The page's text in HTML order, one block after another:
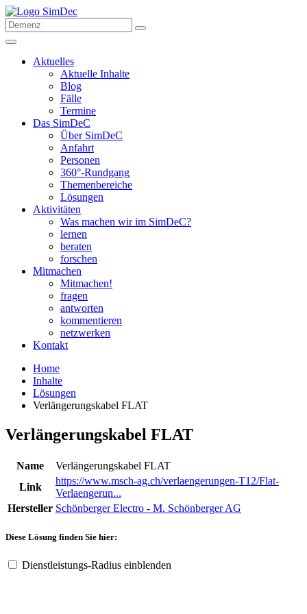
Aktuelles
Aktuelle Inhalte
Blog
Fälle
Termine
Das SimDeC
Über SimDeC
Anfahrt
Personen
360°-Rundgang
Themenbereiche
Lösungen
Aktivitäten
Was machen wir im SimDeC?
lernen
beraten
forschen
Mitmachen
Mitmachen!
fragen
antworten
kommentieren
netzwerken
Kontakt
Home
Inhalte
Lösungen
Verlängerungskabel FLAT
Verlängerungskabel FLAT
Name
Verlängerungskabel FLAT
Link
https://www.msch-ag.ch/verlaengerungen-T12/Flat-
Verlaengerun...
Hersteller Schönberger Electro - M. Schönberger AG
Diese Lösung finden Sie hier:
Dienstleistungs-Radius einblenden